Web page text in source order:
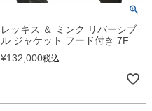
レッキス ＆ ミンク リバーシブ
ル ジャケット フード付き 7F
¥132,000税込